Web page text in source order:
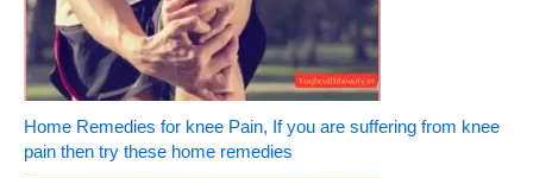
Home Remedies for knee Pain, If you are suffering from knee
pain then try these home remedies